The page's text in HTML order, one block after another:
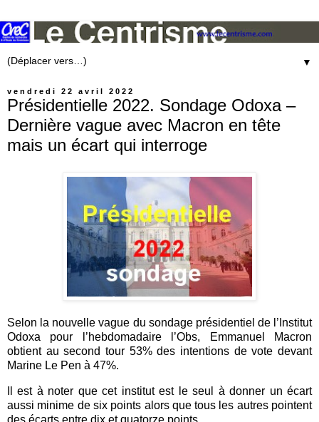
▼
vendredi 22 avril 2022
Présidentielle 2022. Sondage Odoxa –
Dernière vague avec Macron en tête
mais un écart qui interroge
Selon la nouvelle vague du sondage présidentiel de l’Institut
Odoxa pour l’hebdomadaire l’Obs, Emmanuel Macron
obtient au second tour 53% des intentions de vote devant
Marine Le Pen à 47%.
Il est à noter que cet institut est le seul à donner un écart
aussi minime de six points alors que tous les autres pointent
des écarts entre dix et quatorze points.